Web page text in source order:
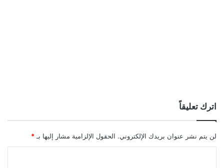
اترك تعليقاً
لن يتم نشر عنوان بريدك الإلكتروني. الحقول الإلزامية مشار إليها بـ *